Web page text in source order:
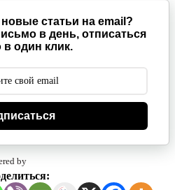
статьи на email?
в день, отписаться
один клик.
by